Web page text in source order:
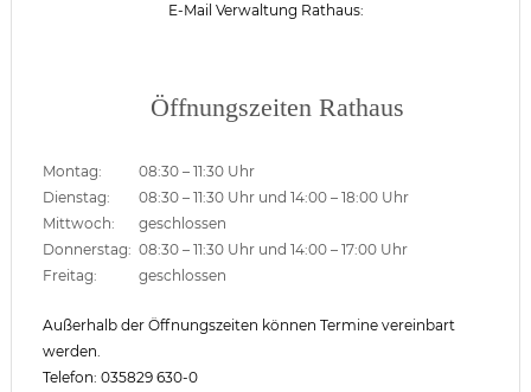
E-Mail Verwaltung Rathaus:
Öffnungszeiten Rathaus
Montag:
08:30 – 11:30 Uhr
Dienstag:
08:30 – 11:30 Uhr und 14:00 – 18:00 Uhr
Mittwoch:
geschlossen
Donnerstag: 08:30 – 11:30 Uhr und 14:00 – 17:00 Uhr
Freitag:
geschlossen
Außerhalb der Öffnungszeiten können Termine vereinbart
werden.
Telefon: 035829 630-0